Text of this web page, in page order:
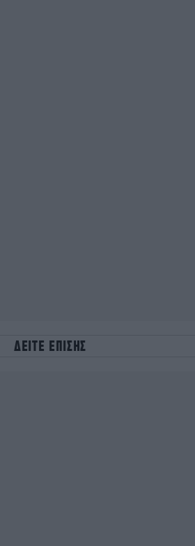
ΔΕΙΤΕ ΕΠΙΣΗΣ